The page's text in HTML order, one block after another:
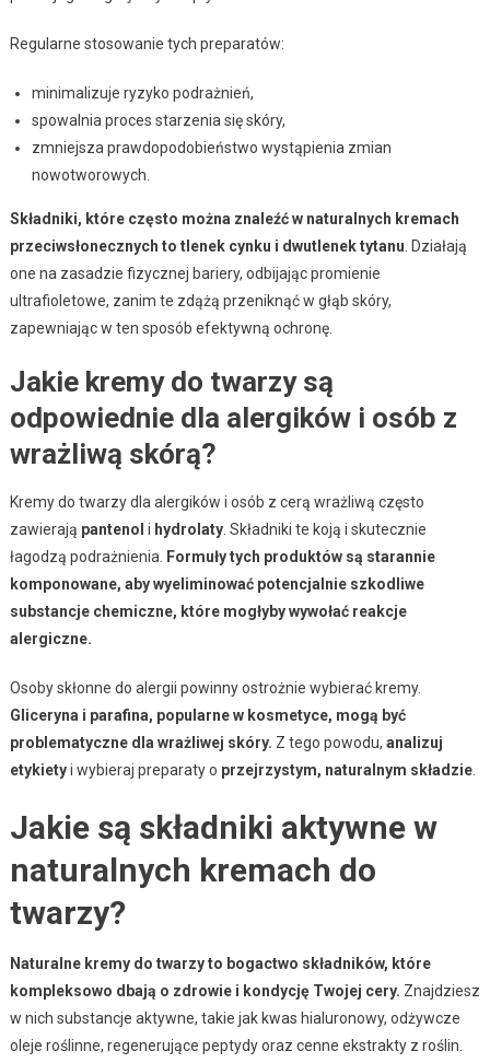
Regularne stosowanie tych preparatów:
minimalizuje ryzyko podrażnień,
spowalnia proces starzenia się skóry,
zmniejsza prawdopodobieństwo wystąpienia zmian
nowotworowych.
Składniki, które często można znaleźć w naturalnych kremach
przeciwsłonecznych to tlenek cynku i dwutlenek tytanu . Działają
one na zasadzie fizycznej bariery, odbijając promienie
ultrafioletowe, zanim te zdążą przeniknąć w głąb skóry,
zapewniając w ten sposób efektywną ochronę.
Jakie kremy do twarzy są
odpowiednie dla alergików i osób z
wrażliwą skórą?
Kremy do twarzy dla alergików i osób z cerą wrażliwą często
zawierają pantenol i hydrolaty. Składniki te koją i skutecznie
łagodzą podrażnienia.
Formuły tych produktów są starannie
komponowane, aby wyeliminować potencjalnie szkodliwe
substancje chemiczne, które mogłyby wywołać reakcje
alergiczne.
Osoby skłonne do alergii powinny ostrożnie wybierać kremy.
Gliceryna i parafina, popularne w kosmetyce, mogą być
problematyczne dla wrażliwej skóry. Z tego powodu, analizuj
etykietyi wybieraj preparaty o przejrzystym, naturalnym składzie.
Jakie są składniki aktywne w
naturalnych kremach do
twarzy?
Naturalne kremy do twarzy to bogactwo składników, które
kompleksowo dbają o zdrowie i kondycję Twojej cery. Znajdziesz
w nich substancje aktywne, takie jak kwas hialuronowy, odżywcze
oleje roślinne, regenerujące peptydy oraz cenne ekstrakty z roślin.